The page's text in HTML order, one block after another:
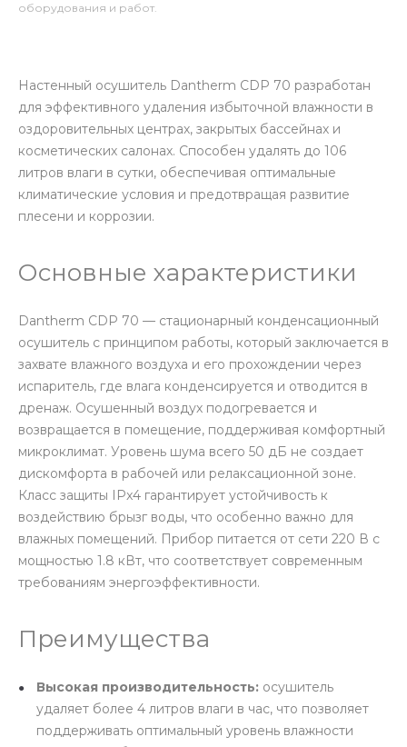
оборудования и работ.
Настенный осушитель Dantherm CDP 70 разработан
для эффективного удаления избыточной влажности в
оздоровительных центрах, закрытых бассейнах и
косметических салонах. Способен удалять до 106
литров влаги в сутки, обеспечивая оптимальные
климатические условия и предотвращая развитие
плесени и коррозии.
Основные характеристики
Dantherm CDP 70 — стационарный конденсационный
осушитель с принципом работы, который заключается в
захвате влажного воздуха и его прохождении через
испаритель, где влага конденсируется и отводится в
дренаж. Осушенный воздух подогревается и
возвращается в помещение, поддерживая комфортный
микроклимат. Уровень шума всего 50 дБ не создает
дискомфорта в рабочей или релаксационной зоне.
Класс защиты IPx4 гарантирует устойчивость к
воздействию брызг воды, что особенно важно для
влажных помещений. Прибор питается от сети 220 В с
мощностью 1.8 кВт, что соответствует современным
требованиям энергоэффективности.
Преимущества
Высокая производительность: осушитель
удаляет более 4 литров влаги в час, что позволяет
поддерживать оптимальный уровень влажности